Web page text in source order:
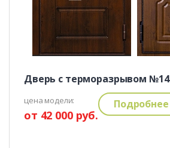
Дверь с терморазрывом №14
цена модели:
от 42 000 руб.
Подробнее